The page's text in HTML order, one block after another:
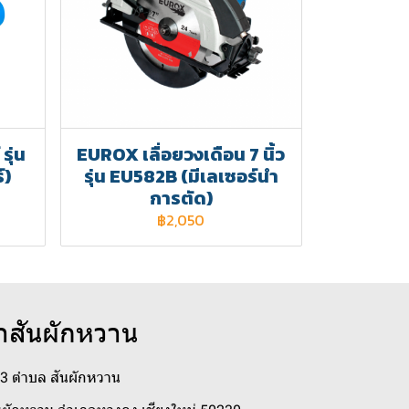
น
EUROX เลื่อยวงเดือน 7 นิ้ว
รุ่น EU582B (มีเลเซอร์นำ
การตัด)
฿2,050
สันผักหวาน
ตำบล สันผักหวาน